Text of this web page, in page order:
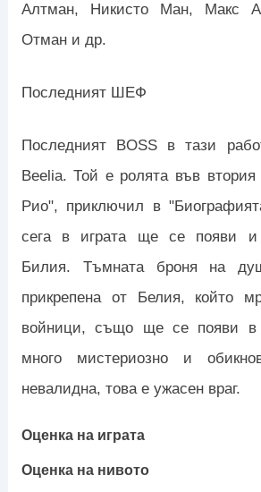
Алтман, Никисто Ман, Макс
Отман и др.
Последният ШЕФ
Последният BOSS в тази
Beelia. Той е ролята във
Рио", приключил в
сега в играта ще се появи и
Билия. Тъмната броня на
прикрепена от Белия, който
войници, също ще се появи в
много мистериозно и
невалидна, това е ужасен враг.
Оценка на играта
Оценка на нивото